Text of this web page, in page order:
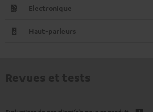
Electronique
Haut-parleurs